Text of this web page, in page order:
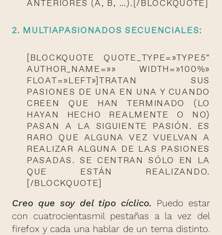
ANTERIORES (A, B, …).[/BLOCKQUOTE]
2. MULTIAPASIONADOS SECUENCIALES:
[BLOCKQUOTE QUOTE_TYPE=»TYPE5″
AUTHOR_NAME=»» WIDTH=»100%»
FLOAT=»LEFT»]TRATAN SUS
PASIONES DE UNA EN UNA Y CUANDO
CREEN QUE HAN TERMINADO (LO
HAYAN HECHO REALMENTE O NO)
PASAN A LA SIGUIENTE PASIÓN. ES
RARO QUE ALGUNA VEZ VUELVAN A
REALIZAR ALGUNA DE LAS PASIONES
PASADAS. SE CENTRAN SÓLO EN LA
QUE ESTÁN REALIZANDO.
[/BLOCKQUOTE]
Creo que soy del tipo cíclico.
Puedo estar
con cuatrocientasmil pestañas a la vez del
firefox y cada una hablar de un tema distinto.